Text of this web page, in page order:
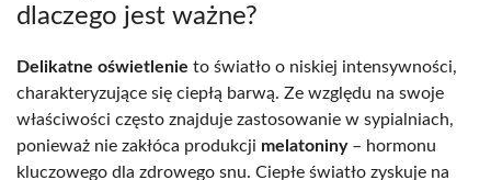
dlaczego jest ważne?
Delikatne oświetlenie to światło o niskiej intensywności,
charakteryzujące się ciepłą barwą. Ze względu na swoje
właściwości często znajduje zastosowanie w sypialniach,
ponieważ nie zakłóca produkcji melatoniny– hormonu
kluczowego dla zdrowego snu. Ciepłe światło zyskuje na